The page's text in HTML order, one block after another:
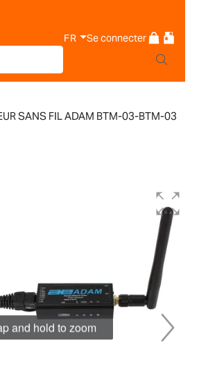
FR Se connecter
SANS FIL ADAM BTM-03-BTM-03
and hold to zoom